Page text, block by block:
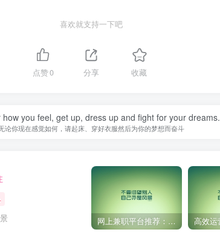
喜欢就支持一下吧
点赞0 分享 收藏
how you feel, get up, dress up and fight for your dreams.
论你现在感觉如何，请起床、穿好衣服然后为你的梦想而奋斗
网上兼职平台推荐：国外网赚任务！